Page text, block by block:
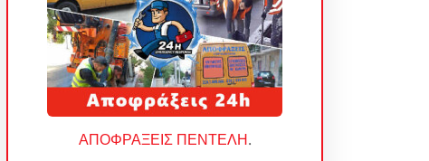
ΑΠΟΦΡΑΞΕΙΣ ΠΕΝΤΕΛΗ.